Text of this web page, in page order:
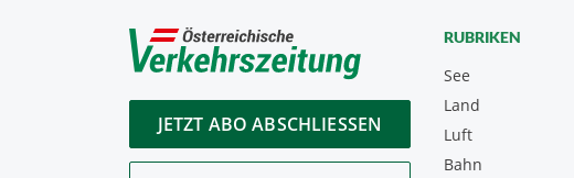
JETZT ABO ABSCHLIESSEN
RUBRIKEN
See
Land
Luft
Bahn